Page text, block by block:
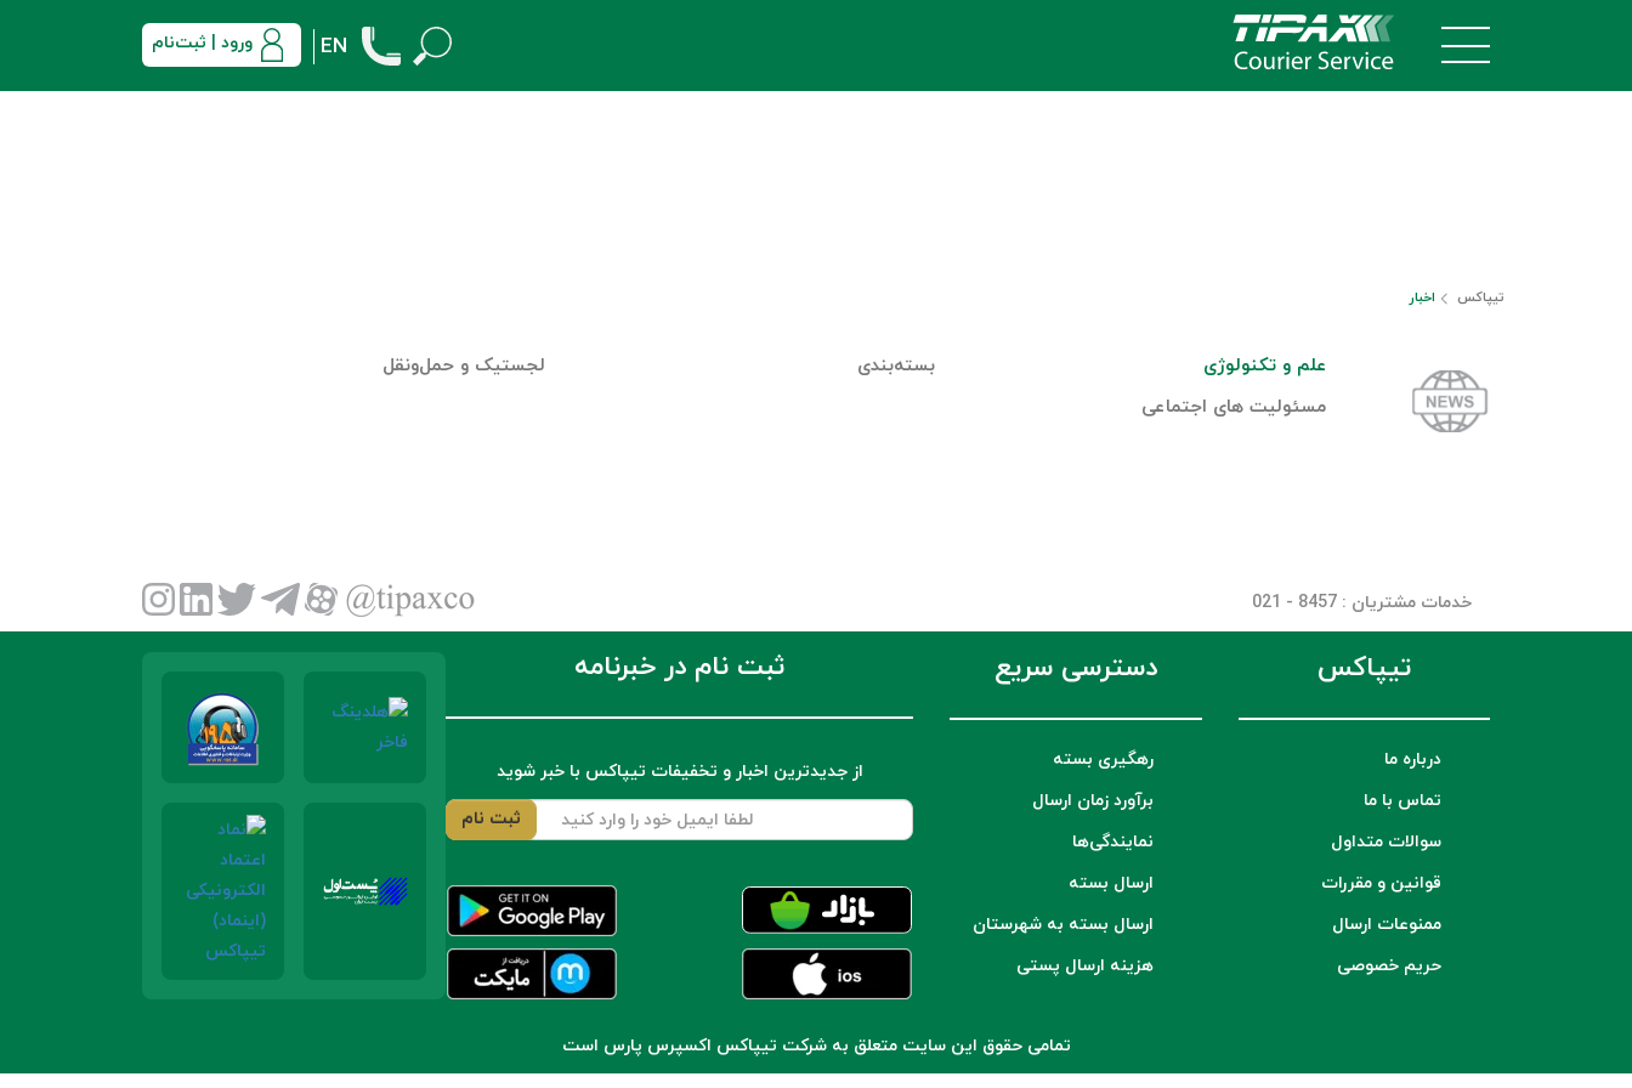
ورود | ثبت‌نام EN
تیپاکس اخبار
علم و تکنولوژی بسته‌بندی
لجستیک و حمل‎‌و‎نقل
مسئولیت های اجتماعی
خدمات مشتریان : 8457 - 021
تیپاکس
درباره ما
تماس با ما
سوالات متداول
قوانین و مقررات
ممنوعات ارسال
حریم خصوصی
دسترسی سریع
رهگیری بسته
برآورد زمان ارسال
نمایندگی‌ها
ارسال بسته
ارسال بسته به شهرستان
هزینه ارسال پستی
ثبت نام در خبرنامه
از جدیدترین اخبار و تخفیفات تیپاکس با خبر شوید
تمامی حقوق این سایت متعلق به شرکت تیپاکس اکسپرس پارس است